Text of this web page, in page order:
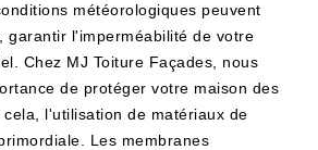
météorologiques peuvent
garantir l'imperméabilité de votre
Chez MJ Toiture Façades, nous
de protéger votre maison des
l'utilisation de matériaux de
Les membranes